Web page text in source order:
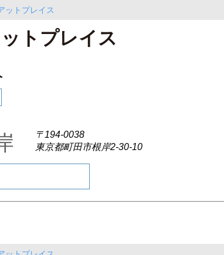
ットプレイス
トプレイス
〒194-0038
東京都町田市根岸2-30-10